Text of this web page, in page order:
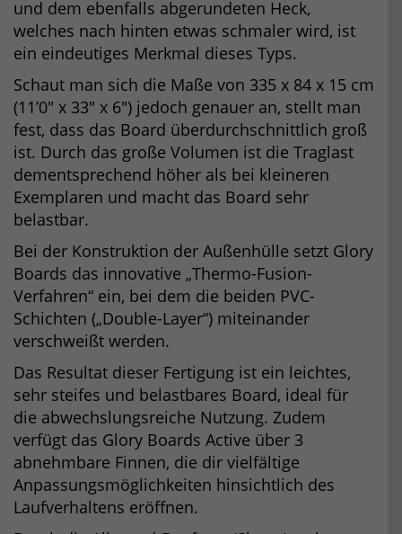
und dem ebenfalls abgerundeten Heck,
welches nach hinten etwas schmaler wird, ist
ein eindeutiges Merkmal dieses Typs.
Schaut man sich die Maße von 335 x 84 x 15 cm
(11’0″ x 33″ x 6″) jedoch genauer an, stellt man
fest, dass das Board überdurchschnittlich groß
ist. Durch das große Volumen ist die Traglast
dementsprechend höher als bei kleineren
Exemplaren und macht das Board sehr
belastbar.
Bei der Konstruktion der Außenhülle setzt Glory
Boards das innovative „Thermo-Fusion-
Verfahren“ ein, bei dem die beiden PVC-
Schichten („Double-Layer“) miteinander
verschweißt werden.
Das Resultat dieser Fertigung ist ein leichtes,
sehr steifes und belastbares Board, ideal für
die abwechslungsreiche Nutzung. Zudem
verfügt das Glory Boards Active über 3
abnehmbare Finnen, die dir vielfältige
Anpassungsmöglichkeiten hinsichtlich des
Laufverhaltens eröffnen.